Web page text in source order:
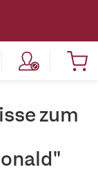
zum